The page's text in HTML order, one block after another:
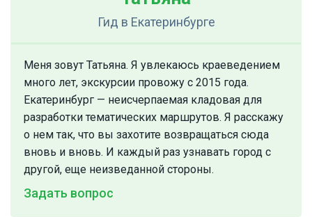
Гид в Екатеринбурге
Меня зовут Татьяна. Я увлекаюсь краеведением
много лет, экскурсии провожу с 2015 года.
Екатеринбург — неисчерпаемая кладовая для
разработки тематических маршрутов. Я расскажу
о нем так, что вы захотите возвращаться сюда
вновь и вновь. И каждый раз узнавать город с
другой, еще неизведанной стороны.
Задать вопрос